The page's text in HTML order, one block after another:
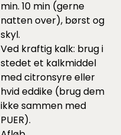
min. 10 min (gerne
natten over), børst og
skyl.
Ved kraftig kalk: brug i
stedet et kalkmiddel
med citronsyre eller
hvid eddike (brug dem
ikke sammen med
PUER).